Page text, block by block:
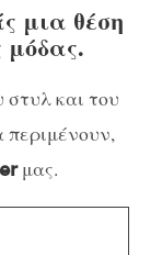
μια θέση
μόδας.
στυλ και του
μας.